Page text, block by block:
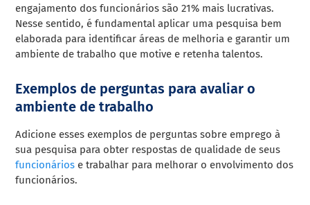
engajamento dos funcionários são 21% mais lucrativas.
Nesse sentido, é fundamental aplicar uma pesquisa bem
elaborada para identificar áreas de melhoria e garantir um
ambiente de trabalho que motive e retenha talentos.
Exemplos de perguntas para avaliar o
ambiente de trabalho
Adicione esses exemplos de perguntas sobre emprego à
sua pesquisa para obter respostas de qualidade de seus
funcionários e trabalhar para melhorar o envolvimento dos
funcionários.